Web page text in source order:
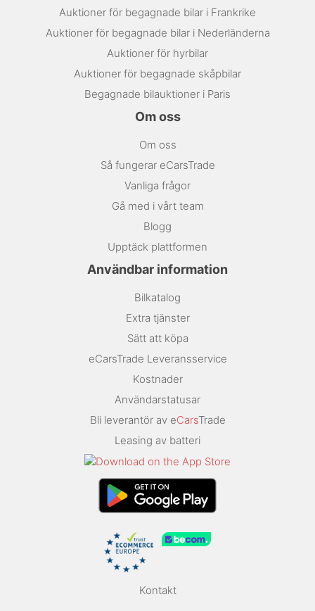
Auktioner för begagnade bilar i Frankrike
Auktioner för begagnade bilar i Nederländerna
Auktioner för hyrbilar
Auktioner för begagnade skåpbilar
Begagnade bilauktioner i Paris
Om oss
Om oss
Så fungerar eCarsTrade
Vanliga frågor
Gå med i vårt team
Blogg
Upptäck plattformen
Användbar information
Bilkatalog
Extra tjänster
Sätt att köpa
eCarsTrade Leveransservice
Kostnader
Användarstatusar
Bli leverantör av eCarsTrade
Leasing av batteri
Kontakt